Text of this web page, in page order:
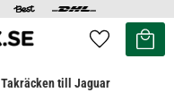
Favoriter
Kundvagn
Takräcken till Jaguar